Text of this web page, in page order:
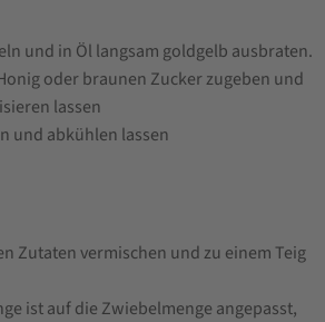
und in Öl langsam goldgelb ausbraten.
oder braunen Zucker zugeben und
lassen
und abkühlen lassen
Zutaten vermischen und zu einem Teig
ist auf die Zwiebelmenge angepasst,